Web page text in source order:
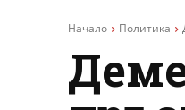
Начало Политика